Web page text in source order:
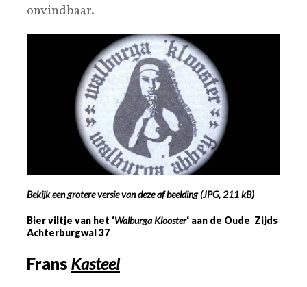
onvindbaar.
Bekijk een grotere versie van deze af beelding(JPG, 211 kB)
Bier viltje van het ‘Walburga Klooster‘ aan de Oude Zijds
Achterburgwal37
Frans Kasteel